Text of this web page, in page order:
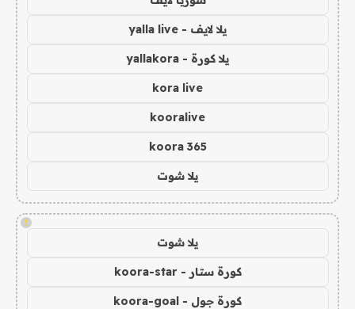
يلا لايف - yalla live
يلا كورة - yallakora
kora live
kooralive
koora 365
يلا شوت
!
يلا شوت
كورة ستار - koora-star
كورة جول - koora-goal